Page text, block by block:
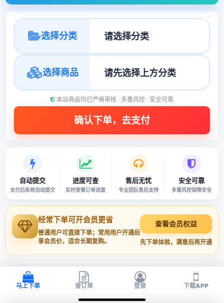
选择分类
选择商品
本站商品均已严格审核 · 多重风控 · 安全可靠
自动提交
支付后系统自动提交
进度可查
实时查看订单进度
售后无忧
专业团队售后支持
安全可靠
多重风控保障安全
经常下单可开会员更省
普通用户可直接下单；常用用户开通后
享会员价，适合长期复购。
查看会员权益
先下单体验，满意后再开通
马上下单 查订单 登录 下载APP